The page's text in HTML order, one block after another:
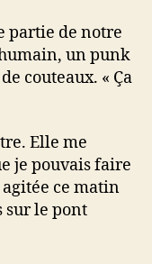
partie de notre
un punk
couteaux. « Ça
Elle me
je pouvais faire
ce matin
sur le pont